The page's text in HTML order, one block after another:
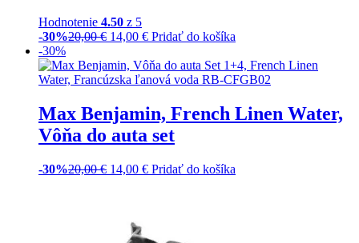
Hodnotenie 4.50 z 5
-30%20,00€ 14,00 € Pridať do košíka
-30%
Max Benjamin, French Linen Water,
Vôňa do auta set
-30%20,00€ 14,00 € Pridať do košíka